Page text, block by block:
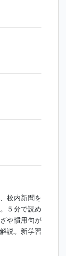
校内新聞を
５分で読め
や慣用句が
説。新学習